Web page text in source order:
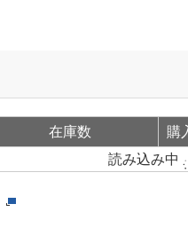
在庫数
購
読み込み中